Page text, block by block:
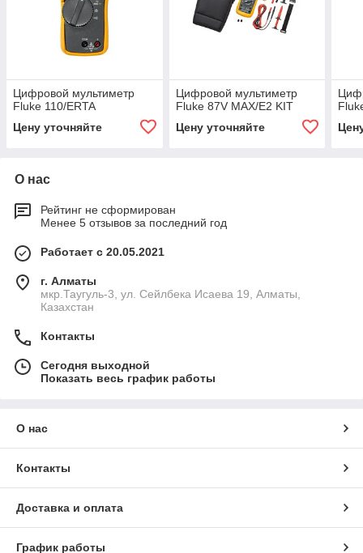
Цифровой мультиметр
Fluke 110/ERTA
Цену уточняйте
Цифровой мультиметр
Fluke 87V MAX/E2 KIT
Цену уточняйте
О нас
Рейтинг не сформирован
Менее 5 отзывов за последний год
Работает с 20.05.2021
г. Алматы
мкр.Таугуль-3, ул. Сейлбека Исаева 19, Алматы,
Казахстан
Контакты
Сегодня выходной
Показать весь график работы
О нас
Контакты
Доставка и оплата
График работы